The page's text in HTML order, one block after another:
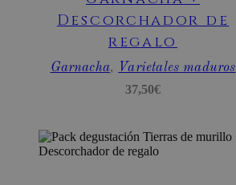
Descorchador de
regalo
Garnacha,
Varietales maduros
37,50€
CookieScriptConsent